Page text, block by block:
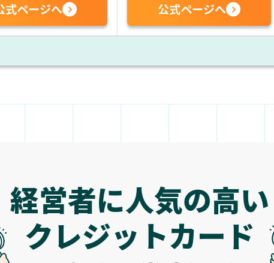
式ページへ 公式ページへ
経営者に人気の高い
クレジットカード